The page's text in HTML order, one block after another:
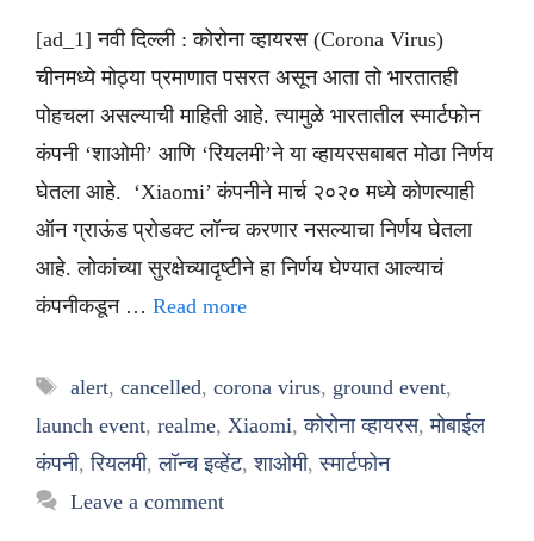
[ad_1] नवी दिल्ली : कोरोना व्हायरस (Corona Virus)
चीनमध्ये मोठ्या प्रमाणात पसरत असून आता तो भारतातही
पोहचला असल्याची माहिती आहे. त्यामुळे भारतातील स्मार्टफोन
कंपनी ‘शाओमी’ आणि ‘रियलमी’ने या व्हायरसबाबत मोठा निर्णय
घेतला आहे. ‘Xiaomi’ कंपनीने मार्च २०२० मध्ये कोणत्याही
ऑन ग्राऊंड प्रोडक्ट लॉन्च करणार नसल्याचा निर्णय घेतला
आहे. लोकांच्या सुरक्षेच्यादृष्टीने हा निर्णय घेण्यात आल्याचं
कंपनीकडून … Read more
Tags
alert, cancelled, corona virus, ground event,
launch event, realme, Xiaomi,कोरोना व्हायरस,मोबाईल
कंपनी,रियलमी,लॉन्च इव्हेंट,शाओमी,स्मार्टफोन
Leave a comment